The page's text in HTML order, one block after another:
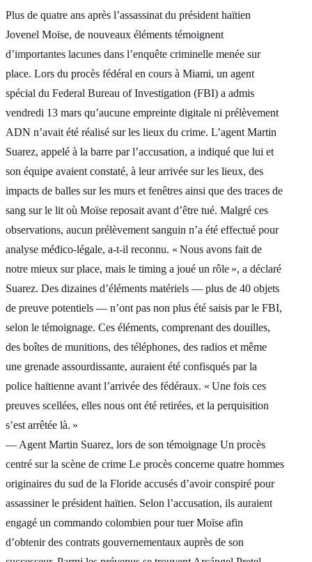
Plus de quatre ans après l’assassinat du président haïtien
Jovenel Moïse, de nouveaux éléments témoignent
d’importantes lacunes dans l’enquête criminelle menée sur
place. Lors du procès fédéral en cours à Miami, un agent
spécial du Federal Bureau of Investigation (FBI) a admis
vendredi 13 mars qu’aucune empreinte digitale ni prélèvement
ADN n’avait été réalisé sur les lieux du crime. L’agent Martin
Suarez, appelé à la barre par l’accusation, a indiqué que lui et
son équipe avaient constaté, à leur arrivée sur les lieux, des
impacts de balles sur les murs et fenêtres ainsi que des traces de
sang sur le lit où Moïse reposait avant d’être tué. Malgré ces
observations, aucun prélèvement sanguin n’a été effectué pour
analyse médico-légale, a-t-il reconnu. « Nous avons fait de
notre mieux sur place, mais le timing a joué un rôle », a déclaré
Suarez. Des dizaines d’éléments matériels — plus de 40 objets
de preuve potentiels — n’ont pas non plus été saisis par le FBI,
selon le témoignage. Ces éléments, comprenant des douilles,
des boîtes de munitions, des téléphones, des radios et même
une grenade assourdissante, auraient été confisqués par la
police haïtienne avant l’arrivée des fédéraux. « Une fois ces
preuves scellées, elles nous ont été retirées, et la perquisition
s’est arrêtée là. »
— Agent Martin Suarez, lors de son témoignage Un procès
centré sur la scène de crime Le procès concerne quatre hommes
originaires du sud de la Floride accusés d’avoir conspiré pour
assassiner le président haïtien. Selon l’accusation, ils auraient
engagé un commando colombien pour tuer Moïse afin
d’obtenir des contrats gouvernementaux auprès de son